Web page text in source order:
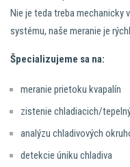
Nie je teda treba mechanicky
systému, naše meranie je
Špecializujeme sa na:
meranie prietoku kvapalín
zistenie chladiacich/
analýzu chladivových
detekcie úniku chladiva